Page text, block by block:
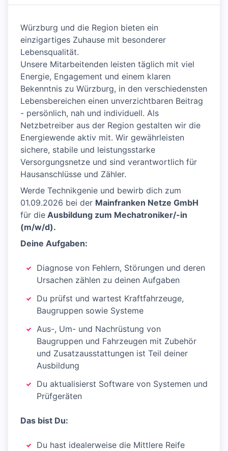
Würzburg und die Region bieten ein
einzigartiges Zuhause mit besonderer
Lebensqualität.
Unsere Mitarbeitenden leisten täglich mit viel
Energie, Engagement und einem klaren
Bekenntnis zu Würzburg, in den verschiedensten
Lebensbereichen einen unverzichtbaren Beitrag
- persönlich, nah und individuell. Als
Netzbetreiber aus der Region gestalten wir die
Energiewende aktiv mit. Wir gewährleisten
sichere, stabile und leistungsstarke
Versorgungsnetze und sind verantwortlich für
Hausanschlüsse und Zähler.
Werde Technikgenie und bewirb dich zum
01.09.2026 bei der Mainfranken Netze GmbH
für die Ausbildung zum Mechatroniker/-in
(m/w/d).
Deine Aufgaben:
Diagnose von Fehlern, Störungen und deren
Ursachen zählen zu deinen Aufgaben
Du prüfst und wartest Kraftfahrzeuge,
Baugruppen sowie Systeme
Aus-, Um- und Nachrüstung von
Baugruppen und Fahrzeugen mit Zubehör
und Zusatzausstattungen ist Teil deiner
Ausbildung
Du aktualisierst Software von Systemen und
Prüfgeräten
Das bist Du:
Du hast idealerweise die Mittlere Reife